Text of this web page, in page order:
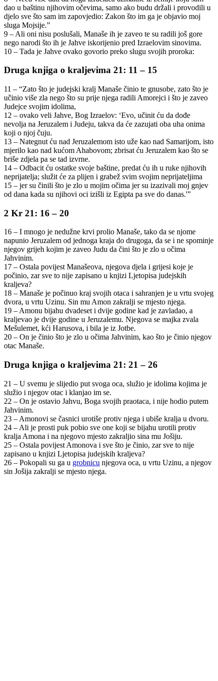
dao u baštinu njihovim očevima, samo ako budu držali i provodili u
djelo sve što sam im zapovjedio: Zakon što im ga je objavio moj
sluga Mojsije.”
9 – Ali oni nisu poslušali, Manaše ih je zaveo te su radili još gore
nego narodi što ih je Jahve iskorijenio pred Izraelovim sinovima.
10 – Tada je Jahve ovako govorio preko slugu svojih proroka:
Druga knjiga o kraljevima 21: 11 – 15
11 – “Zato što je judejski kralj Manaše činio te gnusobe, zato što je
učinio više zla nego što su prije njega radili Amorejci i što je zaveo
Judejce svojim idolima,
12 – ovako veli Jahve, Bog Izraelov: ‘Evo, učinit ću da dođe
nevolja na Jeruzalem i Judeju, takva da će zazujati oba uha onima
koji o njoj čuju.
13 – Nategnut ću nad Jeruzalemom isto uže kao nad Samarijom, isto
mjerilo kao nad kućom Ahabovom; zbrisat ću Jeruzalem kao što se
briše zdjela pa se tad izvrne.
14 – Odbacit ću ostatke svoje baštine, predat ću ih u ruke njihovih
neprijatelja; služit će za plijen i grabež svim svojim neprijateljima
15 – jer su činili što je zlo u mojim očima jer su izazivali moj gnjev
od dana kada su njihovi oci izišli iz Egipta pa sve do danas.'”
2 Kr 21: 16 – 20
16 – I mnogo je nedužne krvi prolio Manaše, tako da se njome
napunio Jeruzalem od jednoga kraja do drugoga, da se i ne spominje
njegov grijeh kojim je zaveo Judu da čini što je zlo u očima
Jahvinim.
17 – Ostala povijest Manašeova, njegova djela i grijesi koje je
počinio, zar sve to nije zapisano u knjizi Ljetopisa judejskih
kraljeva?
18 – Manaše je počinuo kraj svojih otaca i sahranjen je u vrtu svojeg
dvora, u vrtu Uzinu. Sin mu Amon zakralji se mjesto njega.
19 – Amonu bijahu dvadeset i dvije godine kad je zavladao, a
kraljevao je dvije godine u Jeruzalemu. Njegova se majka zvala
Mešulemet, kći Harusova, i bila je iz Jotbe.
20 – On je činio što je zlo u očima Jahvinim, kao što je činio njegov
otac Manaše.
Druga knjiga o kraljevima 21: 21 – 26
21 – U svemu je slijedio put svoga oca, služio je idolima kojima je
služio i njegov otac i klanjao im se.
22 – On je ostavio Jahvu, Boga svojih praotaca, i nije hodio putem
Jahvinim.
23 – Amonovi se časnici urotiše protiv njega i ubiše kralja u dvoru.
24 – Ali je prosti puk pobio sve one koji se bijahu urotili protiv
kralja Amona i na njegovo mjesto zakraljio sina mu Jošiju.
25 – Ostala povijest Amonova i sve što je činio, zar sve to nije
zapisano u knjizi Ljetopisa judejskih kraljeva?
26 – Pokopali su ga u grobnicu njegova oca, u vrtu Uzinu, a njegov
sin Jošija zakralji se mjesto njega.